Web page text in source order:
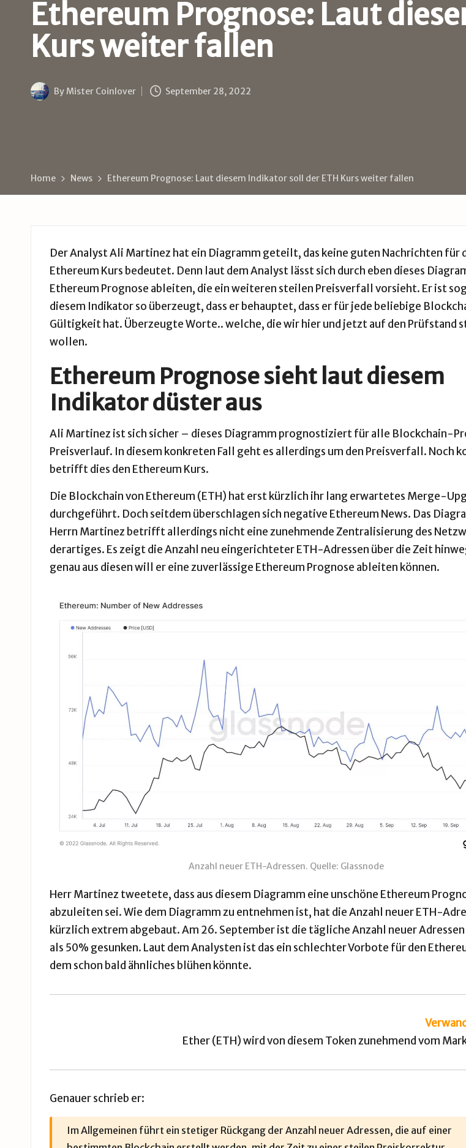
u
d
e
Ethereum Prognose: Laut
Kurs weiter fallen
Posted
By Mister Coinlover September 28, 2022
Home News Ethereum Prognose: Laut diesem Indikator soll der ETH Kurs weiter fallen
Der Analyst Ali Martinez hat ein Diagramm geteilt, das keine guten Nachrichten für
Ethereum Kurs bedeutet. Denn laut dem Analyst lässt sich durch eben dieses
Ethereum Prognose ableiten, die ein weiteren steilen Preisverfall vorsieht. Er ist
diesem Indikator so überzeugt, dass er behauptet, dass er für jede beliebige
Gültigkeit hat. Überzeugte Worte.. welche, die wir hier und jetzt auf den Prüfstand
wollen.
Ethereum Prognose sieht laut diesem
Indikator düster aus
Ali Martinez ist sich sicher – dieses Diagramm prognostiziert für alle Blockchain-
Preisverlauf. In diesem konkreten Fall geht es allerdings um den Preisverfall. Noch
betrifft dies den Ethereum Kurs.
Die Blockchain von Ethereum (ETH) hat erst kürzlich ihr lang erwartetes Merge-
durchgeführt. Doch seitdem überschlagen sich negative Ethereum News. Das
Herrn Martinez betrifft allerdings nicht einezunehmende Zentralisierung des
derartiges. Es zeigt die Anzahl neu eingerichteter ETH-Adressen über die Zeit
genau aus diesen will er eine zuverlässige Ethereum Prognose ableiten können.
Anzahl neuer ETH-Adressen. Quelle: Glassnode
Herr Martinez tweetete, dass aus diesem Diagramm eine unschöne Ethereum
abzuleiten sei. Wie dem Diagramm zu entnehmen ist, hat die Anzahl neuer ETH-
kürzlich extrem abgebaut. Am 26. September ist die tägliche Anzahl neuer
als 50% gesunken. Laut dem Analysten ist das ein schlechter Vorbote für den
dem schon bald ähnliches blühen könnte.
Ether (ETH) wird von diesem Token zunehmend vom
Genauer schrieb er:
Im Allgemeinen führt ein stetiger Rückgang der Anzahl neuer Adressen, die auf einer